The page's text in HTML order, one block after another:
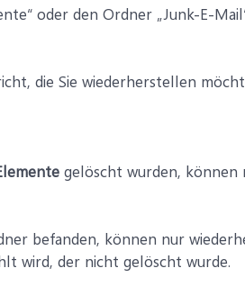
oder den Ordner „Junk-E-
die Sie wiederherstellen
gelöscht wurden,
befanden, können nur
wird, der nicht gelöscht wurde.